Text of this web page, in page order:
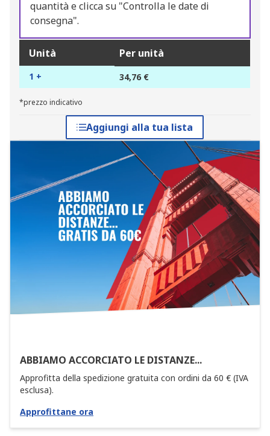
quantità e clicca su "Controlla le date di
consegna".
Unità Per unità
1 + 34,76 €
*prezzo indicativo
Aggiungi alla tua lista
ABBIAMO ACCORCIATO LE DISTANZE...
Approfitta della spedizione gratuita con ordini da 60 € (IVA
esclusa).
Approfittane ora